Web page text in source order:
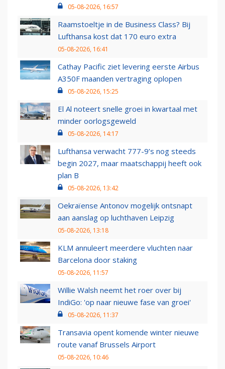
05-08-2026, 16:57
Raamstoeltje in de Business Class? Bij
Lufthansa kost dat 170 euro extra
05-08-2026, 16:41
Cathay Pacific ziet levering eerste Airbus
A350F maanden vertraging oplopen
05-08-2026, 15:25
El Al noteert snelle groei in kwartaal met
minder oorlogsgeweld
05-08-2026, 14:17
Lufthansa verwacht 777-9’s nog steeds
begin 2027, maar maatschappij heeft ook
plan B
05-08-2026, 13:42
Oekraïense Antonov mogelijk ontsnapt
aan aanslag op luchthaven Leipzig
05-08-2026, 13:18
KLM annuleert meerdere vluchten naar
Barcelona door staking
05-08-2026, 11:57
Willie Walsh neemt het roer over bij
IndiGo: 'op naar nieuwe fase van groei'
05-08-2026, 11:37
Transavia opent komende winter nieuwe
route vanaf Brussels Airport
05-08-2026, 10:46